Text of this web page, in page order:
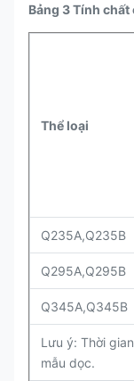
Bảng 3 Tính chất
Thể loại
Q235A,Q235B
Q295A,Q295B
Q345A,Q345B
Lưu ý: Thời
mẫu dọc.